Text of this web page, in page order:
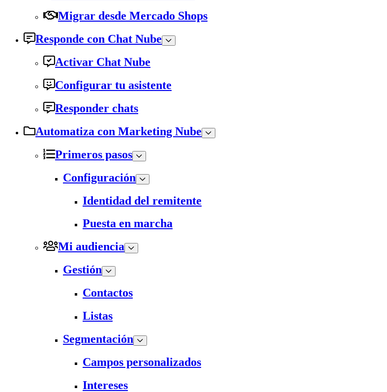
Migrar desde Mercado Shops
Responde con Chat Nube
Activar Chat Nube
Configurar tu asistente
Responder chats
Automatiza con Marketing Nube
Primeros pasos
Configuración
Identidad del remitente
Puesta en marcha
Mi audiencia
Gestión
Contactos
Listas
Segmentación
Campos personalizados
Intereses